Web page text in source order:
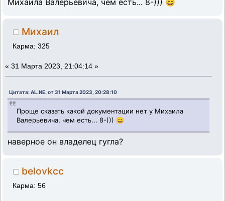
Михаил
Карма: 325
« 31 Марта 2023, 21:04:14 »
Цитата: AL.NE. от 31 Марта 2023, 20:28:10
Проще сказать какой документации нет у Михаила
Валерьевича, чем есть... 8-))) 😄
наверное он владелец гугла?
belovkcc
Карма: 56